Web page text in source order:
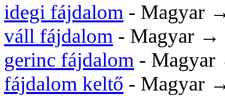
idegi fájdalom - Magyar
váll fájdalom - Magyar →
gerinc fájdalom -
fájdalom keltő - Magyar